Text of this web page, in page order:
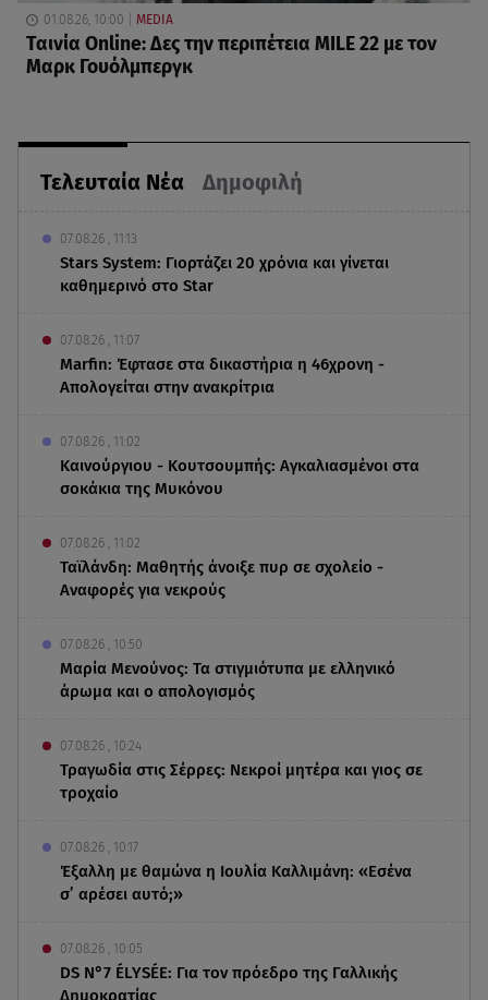
Τελευταία Νέα Δημοφιλή
07.08.26 , 11:13
Stars System: Γιορτάζει 20 χρόνια και γίνεται
καθημερινό στο Star
07.08.26 , 11:07
Marfin: Έφτασε στα δικαστήρια η 46χρονη -
Απολογείται στην ανακρίτρια
07.08.26 , 11:02
Καινούργιου - Κουτσουμπής: Αγκαλιασμένοι στα
σοκάκια της Μυκόνου
07.08.26 , 11:02
Ταϊλάνδη: Μαθητής άνοιξε πυρ σε σχολείο -
Αναφορές για νεκρούς
07.08.26 , 10:50
Μαρία Μενούνος: Τα στιγμιότυπα με ελληνικό
άρωμα και ο απολογισμός
07.08.26 , 10:24
Τραγωδία στις Σέρρες: Νεκροί μητέρα και γιος σε
τροχαίο
07.08.26 , 10:17
Έξαλλη με θαμώνα η Ιουλία Καλλιμάνη: «Εσένα
σ’ αρέσει αυτό;»
07.08.26 , 10:05
DS N°7 ÉLYSÉE: Για τον πρόεδρο της Γαλλικής
Δημοκρατίας
01.08.26, 10:00 MEDIA
Ταινία Online: Δες την περιπέτεια MILE 22 με τον
Μαρκ Γουόλμπεργκ